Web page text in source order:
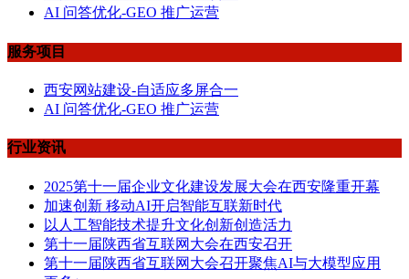
AI 问答优化-GEO 推广运营
服务项目
西安网站建设-自适应多屏合一
AI 问答优化-GEO 推广运营
行业资讯
2025第十一届企业文化建设发展大会在西安隆重开幕
加速创新 移动AI开启智能互联新时代
以人工智能技术提升文化创新创造活力
第十一届陕西省互联网大会在西安召开
第十一届陕西省互联网大会召开聚焦AI与大模型应用